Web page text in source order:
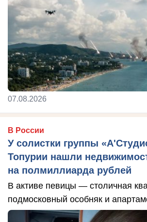
07.08.2026
В России
У солистки группы
Топурии нашли
на полмиллиарда рублей
В активе певицы — столичная
подмосковный особняк и